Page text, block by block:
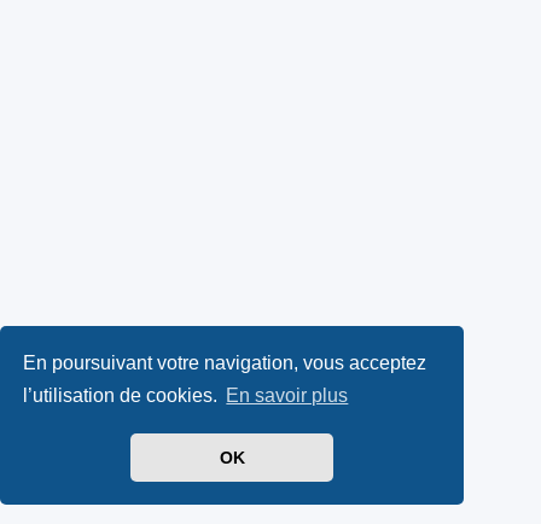
En poursuivant votre navigation, vous acceptez
l’utilisation de cookies. En savoir plus
OK